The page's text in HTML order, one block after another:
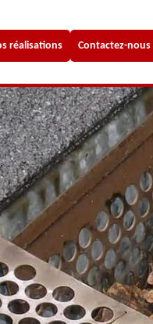
réalisations Contactez-nous